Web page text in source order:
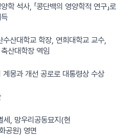
학 석사, 「콩단백의 영양학적 연구」로
수산대학교 학장, 연희대학교 교수,
산대학장 역임
계몽과 개선 공로로 대통령상 수상
, 망우리공동묘지(현
공원) 영면